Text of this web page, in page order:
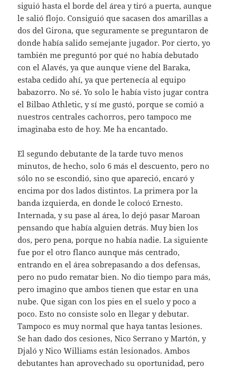
siguió hasta el borde del área y tiró a puerta, aunque
le salió flojo. Consiguió que sacasen dos amarillas a
dos del Girona, que seguramente se preguntaron de
donde había salido semejante jugador. Por cierto, yo
también me preguntó por qué no había debutado
con el Alavés, ya que aunque viene del Baraka,
estaba cedido ahí, ya que pertenecía al equipo
babazorro. No sé. Yo solo le había visto jugar contra
el Bilbao Athletic, y sí me gustó, porque se comió a
nuestros centrales cachorros, pero tampoco me
imaginaba esto de hoy. Me ha encantado.
El segundo debutante de la tarde tuvo menos
minutos, de hecho, solo 6 más el descuento, pero no
sólo no se escondió, sino que apareció, encaró y
encima por dos lados distintos. La primera por la
banda izquierda, en donde le colocó Ernesto.
Internada, y su pase al área, lo dejó pasar Maroan
pensando que había alguien detrás. Muy bien los
dos, pero pena, porque no había nadie. La siguiente
fue por el otro flanco aunque más centrado,
entrando en el área sobrepasando a dos defensas,
pero no pudo rematar bien. No dio tiempo para más,
pero imagino que ambos tienen que estar en una
nube. Que sigan con los pies en el suelo y poco a
poco. Esto no consiste solo en llegar y debutar.
Tampoco es muy normal que haya tantas lesiones.
Se han dado dos cesiones, Nico Serrano y Martón, y
Djaló y Nico Williams están lesionados. Ambos
debutantes han aprovechado su oportunidad, pero